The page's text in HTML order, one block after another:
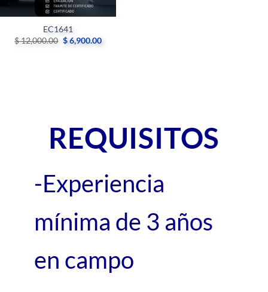
EC1641
$12,000.00 Original
price
$6,900.00Current
price
REQUISITOS
-Experiencia
mínima de 3 años
en campo